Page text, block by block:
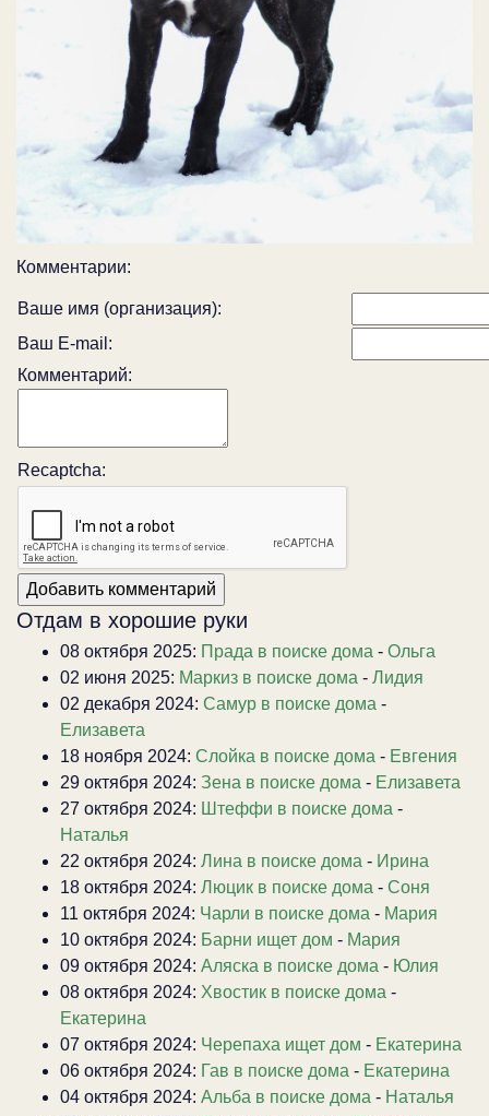
Комментарии:
Ваше имя (организация):
Ваш E-mail:
Комментарий:
Recaptcha:
Отдам в хорошие руки
08 октября 2025: Прада в поиске дома - Ольга
02 июня 2025: Маркиз в поиске дома - Лидия
02 декабря 2024: Самур в поиске дома -
Елизавета
18 ноября 2024: Слойка в поиске дома - Евгения
29 октября 2024: Зена в поиске дома - Елизавета
27 октября 2024: Штеффи в поиске дома -
Наталья
22 октября 2024: Лина в поиске дома - Ирина
18 октября 2024: Люцик в поиске дома - Соня
11 октября 2024: Чарли в поиске дома - Мария
10 октября 2024: Барни ищет дом - Мария
09 октября 2024: Аляска в поиске дома - Юлия
08 октября 2024: Хвостик в поиске дома -
Екатерина
07 октября 2024: Черепаха ищет дом - Екатерина
06 октября 2024: Гав в поиске дома - Екатерина
04 октября 2024: Альба в поиске дома - Наталья